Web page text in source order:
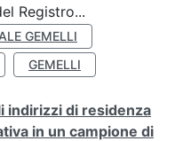
Registro...
GEMELLI
GEMELLI
indirizzi di residenza
in un campione di